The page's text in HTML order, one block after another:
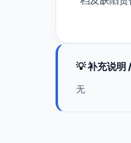
💡 补充说明
无